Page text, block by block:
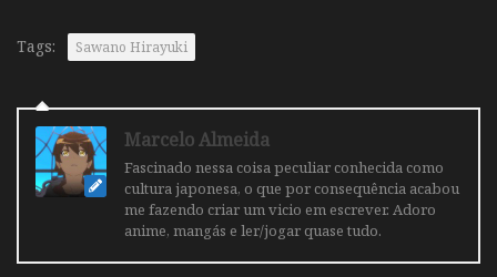
Tags: Sawano Hirayuki
Marcelo Almeida
Fascinado nessa coisa peculiar conhecida como
cultura japonesa, o que por consequência acabou
me fazendo criar um vicio em escrever. Adoro
anime, mangás e ler/jogar quase tudo.